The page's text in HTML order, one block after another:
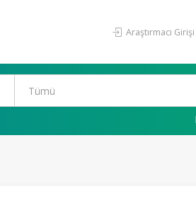
Araştırmacı Girişi